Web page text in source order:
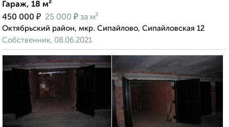
Гараж, 18 м²
450 000 ₽ 25 000 ₽ за м²
Октябрьский район, мкр. Сипайлово, Сипайловская 12
Собственник, 08.06.2021